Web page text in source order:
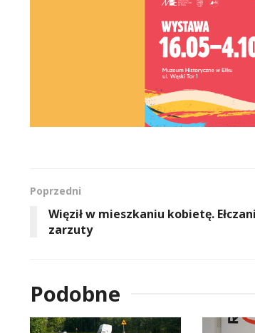
Poprzedni
Więził w mieszkaniu kobietę.
zarzuty
Podobne